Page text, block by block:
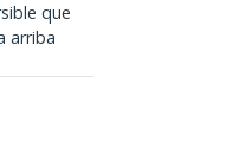
que
arriba